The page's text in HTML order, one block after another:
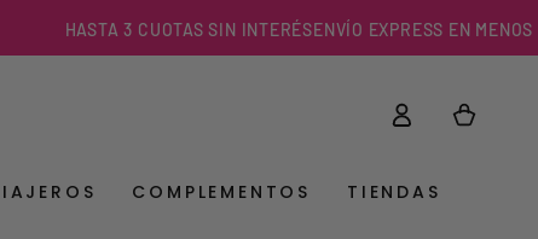
HASTA 3 CUOTAS SIN INTERÉSENVÍO EXPRESS EN MENOS DE 3
COMPLEMENTOS TIENDAS
Iniciar
sesión
Carrito